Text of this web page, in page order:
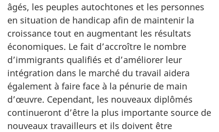
âgés, les peuples autochtones et les personnes
en situation de handicap afin de maintenir la
croissance tout en augmentant les résultats
économiques. Le fait d’accroître le nombre
d’immigrants qualifiés et d’améliorer leur
intégration dans le marché du travail aidera
également à faire face à la pénurie de main
d’œuvre. Cependant, les nouveaux diplômés
continueront d’être la plus importante source de
nouveaux travailleurs et ils doivent être